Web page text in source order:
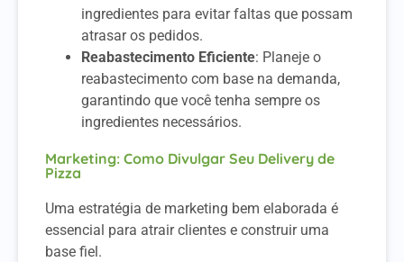
ingredientes para evitar faltas que possam
atrasar os pedidos.
Reabastecimento Eficiente: Planeje o
reabastecimento com base na demanda,
garantindo que você tenha sempre os
ingredientes necessários.
Marketing: Como Divulgar Seu Delivery de
Pizza
Uma estratégia de marketing bem elaborada é
essencial para atrair clientes e construir uma
base fiel.